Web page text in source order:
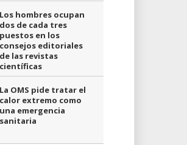
Los hombres ocupan
dos de cada tres
puestos en los
consejos editoriales
de las revistas
científicas
La OMS pide tratar el
calor extremo como
una emergencia
sanitaria